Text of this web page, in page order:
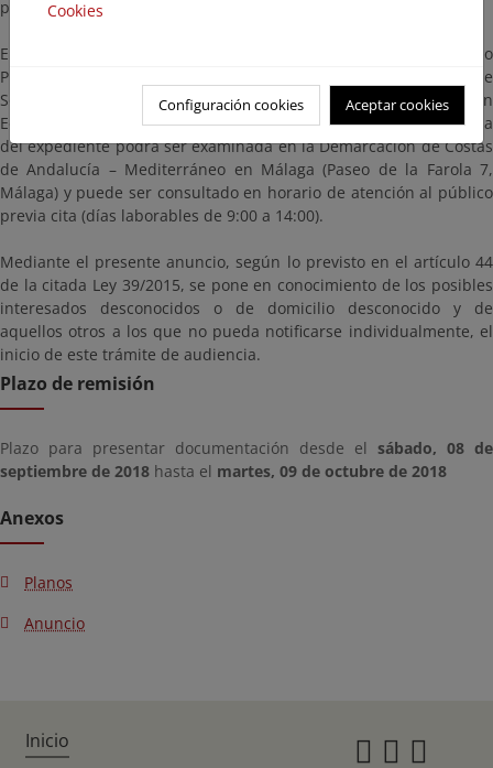
presente publicación en el BOE.
El expediente se halla en la Subdirección General de Dominio
Público Marítimo-Terrestre de la Dirección General de
Sostenibilidad de la Costa y del Mar (Ministerio para la Transición
Ecológica, Plaza de San Juan de la Cruz, s/n, Madrid). Una copia
del expediente podrá ser examinada en la Demarcación de Costas
de Andalucía – Mediterráneo en Málaga (Paseo de la Farola 7,
Málaga) y puede ser consultado en horario de atención al público
previa cita (días laborables de 9:00 a 14:00).
Mediante el presente anuncio, según lo previsto en el artículo 44
de la citada Ley 39/2015, se pone en conocimiento de los posibles
interesados desconocidos o de domicilio desconocido y de
aquellos otros a los que no pueda notificarse individualmente, el
inicio de este trámite de audiencia.
Plazo de remisión
Plazo para presentar documentación desde el sábado, 08 de
septiembre de 2018 hasta el martes, 09 de octubre de 2018
Anexos
Planos
Anuncio
Cookies
Configuración cookies Aceptar cookies
Inicio